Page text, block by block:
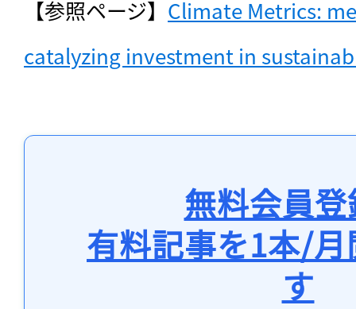
【参照ページ】 Climate Metrics:
catalyzing investment in
無料会員
有料記事を1本/
す